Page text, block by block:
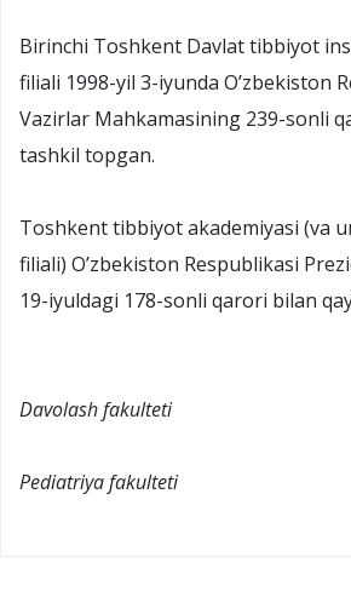
Birinchi Toshkent Davlat tibbiyot
filiali 1998-yil 3-iyunda O’zbekiston
Vazirlar Mahkamasining 239-sonli
tashkil topgan.
Toshkent tibbiyot akademiyasi (va
filiali) O’zbekiston Respublikasi
19-iyuldagi 178-sonli qarori bilan
Davolash fakulteti
Pediatriya fakulteti